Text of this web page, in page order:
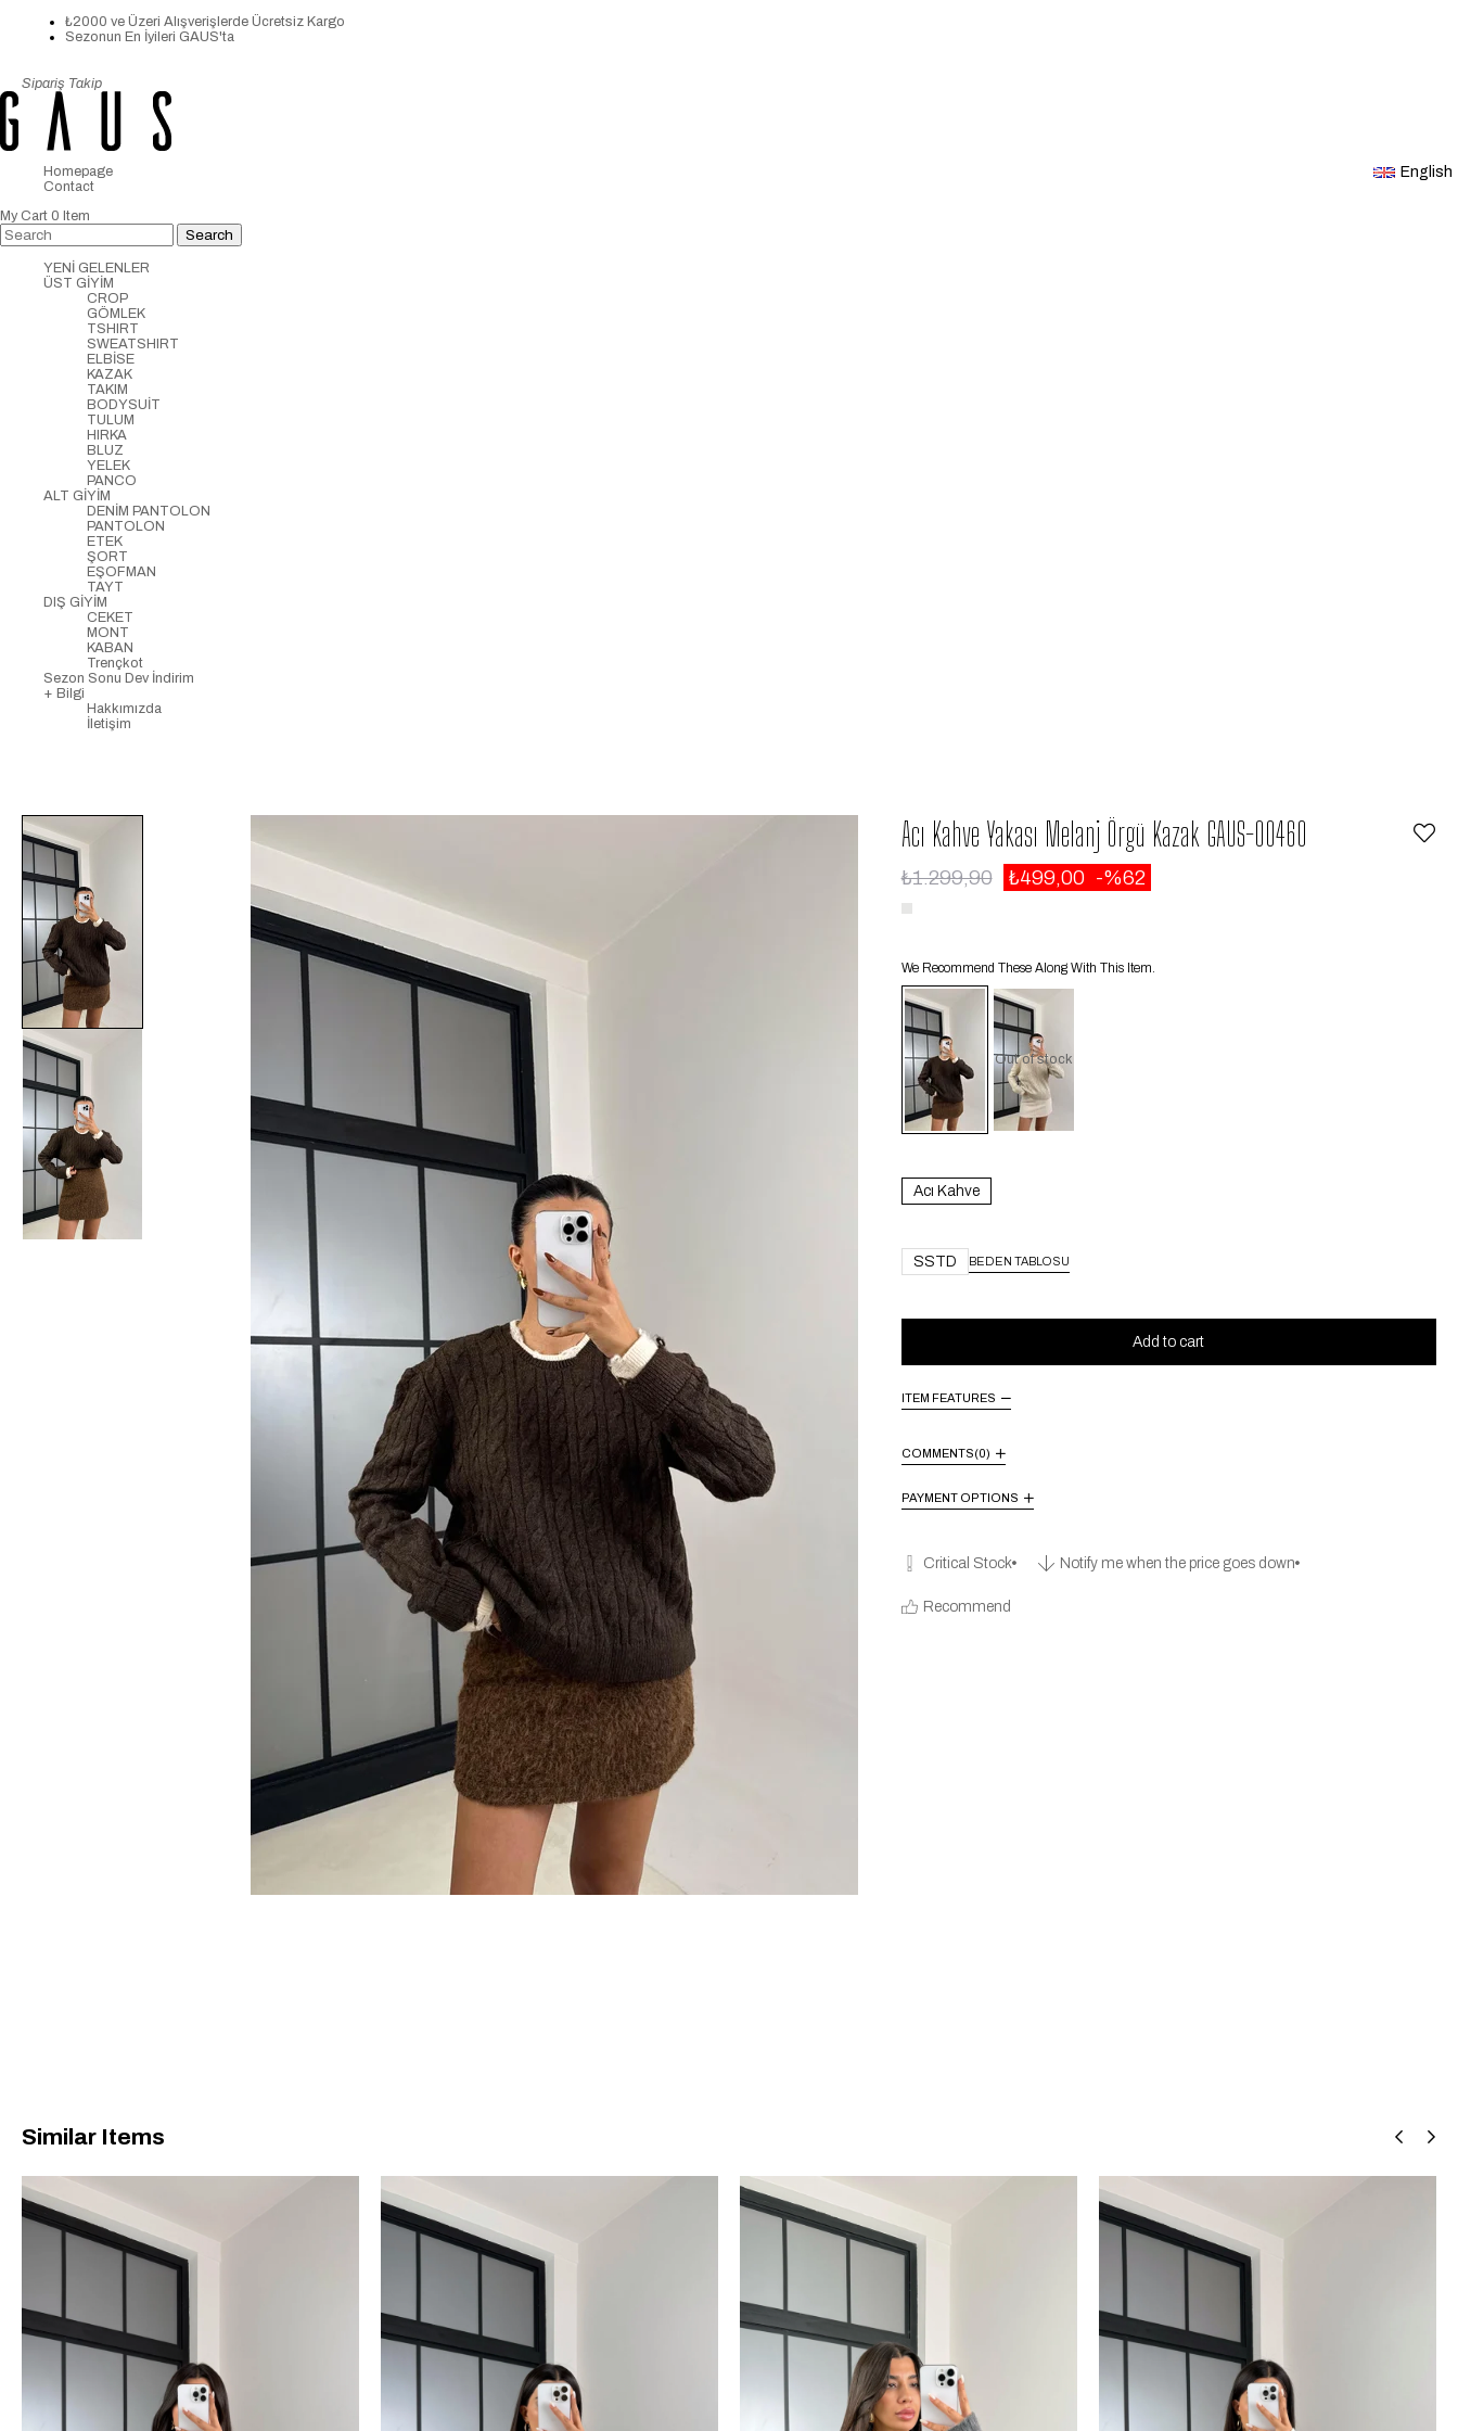
₺2000 ve Üzeri Alışverişlerde Ücretsiz Kargo
Sezonun En İyileri GAUS'ta
Sipariş Takip
English
Homepage
Contact
My Cart 0 Item
YENİ GELENLER
ÜST GİYİM
CROP
GÖMLEK
TSHIRT
SWEATSHIRT
ELBİSE
KAZAK
TAKIM
BODYSUİT
TULUM
HIRKA
BLUZ
YELEK
PANCO
ALT GİYİM
DENİM PANTOLON
PANTOLON
ETEK
ŞORT
EŞOFMAN
TAYT
DIŞ GİYİM
CEKET
MONT
KABAN
Trençkot
Sezon Sonu Dev İndirim
+ Bilgi
Hakkımızda
İletişim
Acı Kahve Yakası Melanj Örgü Kazak GAUS-00460
₺1.299,90 ₺499,00 62
We Recommend These Along With This Item.
Out of stock
Acı Kahve
SSTD BEDEN TABLOSU
ITEM FEATURES
COMMENTS(0)
PAYMENT OPTIONS
Critical Stock Notify me when the price goes down
Recommend
Similar Items